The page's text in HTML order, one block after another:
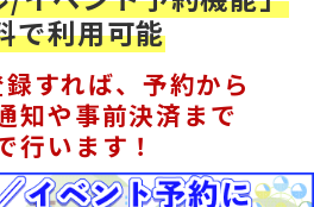
で利用可能
すれば、予約から
知や事前決済まで
行います！